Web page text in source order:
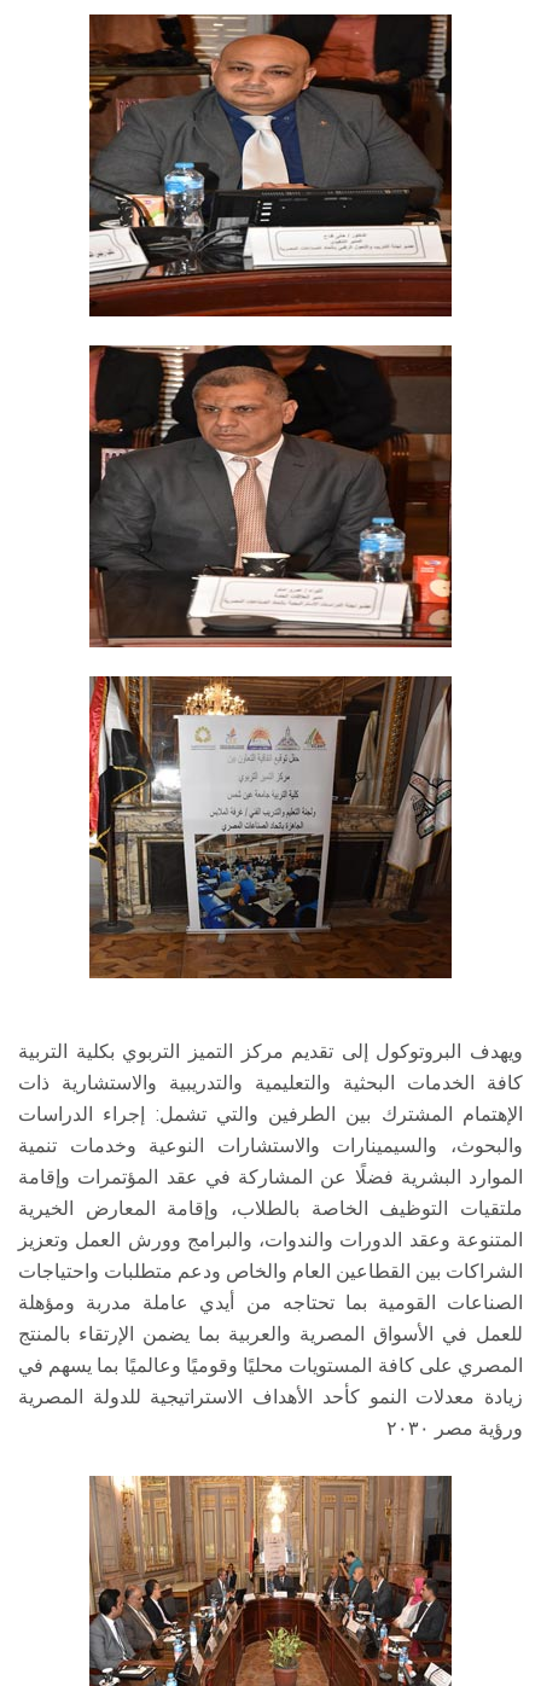
ويهدف البروتوكول إلى تقديم مركز التميز التربوي بكلية التربية
كافة الخدمات البحثية والتعليمية والتدريبية والاستشارية ذات
الإهتمام المشترك بين الطرفين والتي تشمل: إجراء الدراسات
والبحوث، والسيمينارات والاستشارات النوعية وخدمات تنمية
الموارد البشرية فضلًا عن المشاركة في عقد المؤتمرات وإقامة
ملتقيات التوظيف الخاصة بالطلاب، وإقامة المعارض الخيرية
المتنوعة وعقد الدورات والندوات، والبرامج وورش العمل وتعزيز
الشراكات بين القطاعين العام والخاص ودعم متطلبات واحتياجات
الصناعات القومية بما تحتاجه من أيدي عاملة مدربة ومؤهلة
للعمل في الأسواق المصرية والعربية بما يضمن الإرتقاء بالمنتج
المصري على كافة المستويات محليًا وقوميًا وعالميًا بما يسهم في
زيادة معدلات النمو كأحد الأهداف الاستراتيجية للدولة المصرية
ورؤية مصر ٢٠٣٠